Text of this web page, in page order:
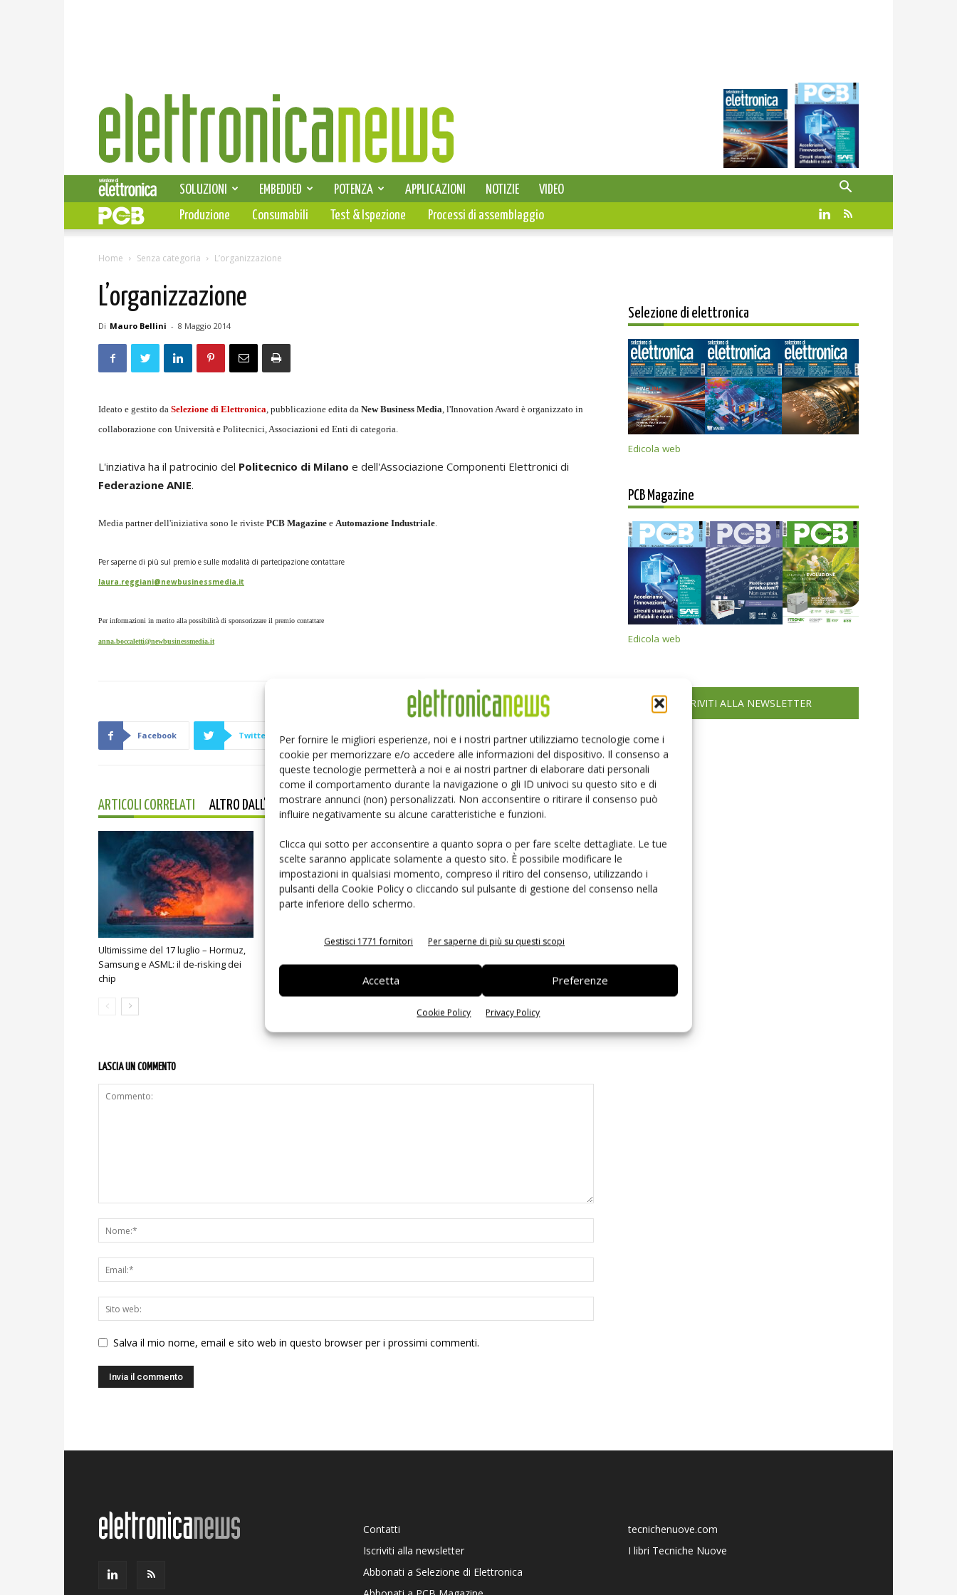
Per fornire le migliori esperienze, noi e i nostri partner utilizziamo tecnologie come i
cookie per memorizzare e/o accedere alle informazioni del dispositivo. Il consenso a
queste tecnologie permetterà a noi e ai nostri partner di elaborare dati personali
come il comportamento durante la navigazione o gli ID univoci su questo sito e di
mostrare annunci (non) personalizzati. Non acconsentire o ritirare il consenso può
influire negativamente su alcune caratteristiche e funzioni.
Clicca qui sotto per acconsentire a quanto sopra o per fare scelte dettagliate. Le tue
scelte saranno applicate solamente a questo sito. È possibile modificare le
impostazioni in qualsiasi momento, compreso il ritiro del consenso, utilizzando i
pulsanti della Cookie Policy o cliccando sul pulsante di gestione del consenso nella
parte inferiore dello schermo.
Gestisci 1771 fornitori Per saperne di più su questi scopi
Accetta Preferenze
Cookie Policy Privacy Policy
Elettronica
News
SELEZIONE DI ELETTRONICA
SOLUZIONI EMBEDDED POTENZA APPLICAZIONI NOTIZIE
VIDEO
PCB
Produzione Consumabili Test & Ispezione Processi di assemblaggio
Home Senza categoria L’organizzazione
L’organizzazione
Di Mauro Bellini - 8 Maggio 2014
Ideato e gestito da Selezione di Elettronica, pubblicazione edita da New Business Media, l'Innovation Award è organizzato in
collaborazione con Università e Politecnici, Associazioni ed Enti di categoria.
L'inziativa ha il patrocinio del Politecnico di Milano e dell'Associazione Componenti Elettronici di
Federazione ANIE.
Media partner dell'iniziativa sono le riviste PCB Magazine e Automazione Industriale.
Per saperne di più sul premio e sulle modalità di partecipazione contattare
laura.reggiani@newbusinessmedia.it
Per informazioni in merito alla possibilità di sponsorizzare il premio contattare
anna.boccaletti@newbusinessmedia.it
Facebook Twitter Linkedin Pinterest Email
ARTICOLI CORRELATI ALTRO DALL'AUTORE
Ultimissime del 17 luglio – Hormuz,
Samsung e ASML: il de-risking dei
chip
Le ultimissime del 28 maggio –
Huawei LogicFolding, TSMC e
Modulo timing Microchip per 5G
LASCIA UN COMMENTO
Salva il mio nome, email e sito web in questo browser per i prossimi commenti.
Selezione di elettronica
Edicola web
PCB Magazine
Edicola web
ISCRIVITI ALLA NEWSLETTER
Contatti
Iscriviti alla newsletter
Abbonati a Selezione di Elettronica
tecnichenuove.com
I libri Tecniche Nuove